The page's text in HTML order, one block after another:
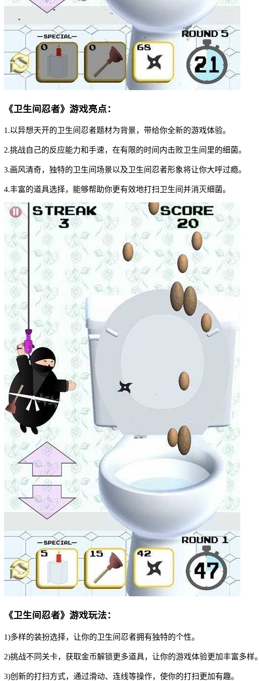
《卫生间忍者》游戏亮点：
1.以异想天开的卫生间忍者题材为背景，带给你全新的游戏体验。
2.挑战自己的反应能力和手速，在有限的时间内击败卫生间里的细菌。
3.画风清奇，独特的卫生间场景以及卫生间忍者形象将让你大呼过瘾。
4.丰富的道具选择，能够帮助你更有效地打扫卫生间并消灭细菌。
《卫生间忍者》游戏玩法：
1)多样的装扮选择，让你的卫生间忍者拥有独特的个性。
2)挑战不同关卡，获取金币解锁更多道具，让你的游戏体验更加丰富多样。
3)创新的打扫方式，通过滑动、连线等操作，使你的打扫更加有趣。